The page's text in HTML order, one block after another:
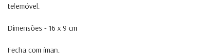
telemóvel.
Dimensões - 16 x 9 cm
Fecha com íman.